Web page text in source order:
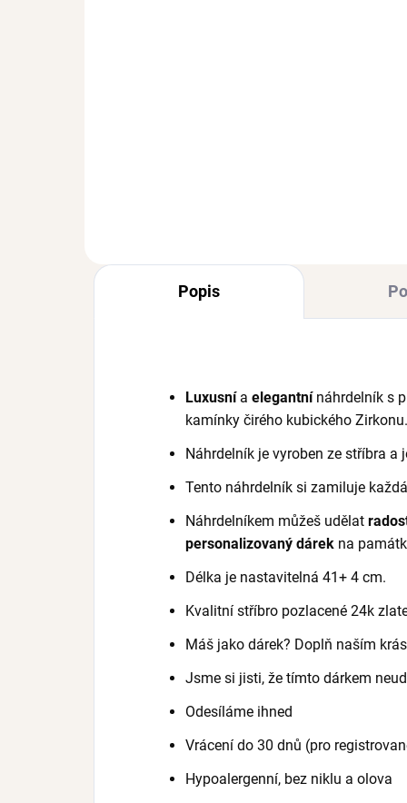
Popis
Luxusní a elegantní náhrdelník s
kamínky čirého kubického Zirkonu.
Náhrdelník je vyroben ze stříbra
Tento náhrdelník si zamiluje
Náhrdelníkem můžeš udělat
personalizovaný dárek na
Délka je nastavitelná 41+ 4 cm.
Kvalitní stříbro pozlacené 24k
Máš jako dárek? Doplň naším
Jsme si jisti, že tímto dárkem
Odesíláme ihned
Vrácení do 30 dnů (pro
Hypoalergenní, bez niklu a olova